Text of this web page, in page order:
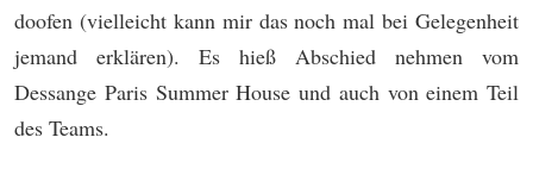
doofen (vielleicht kann mir das noch mal bei Gelegenheit
jemand erklären). Es hieß Abschied nehmen vom
Dessange Paris Summer House und auch von einem Teil
des Teams.